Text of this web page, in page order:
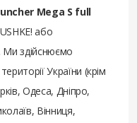
Mega S full
або
здійснюємо
України (крім
Одеса, Дніпро,
Вінниця,